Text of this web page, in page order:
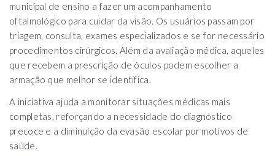
municipal de ensino a fazer um acompanhamento
oftalmológico para cuidar da visão. Os usuários passam por
triagem, consulta, exames especializados e se for necessário
procedimentos cirúrgicos. Além da avaliação médica, aqueles
que recebem a prescrição de óculos podem escolher a
armação que melhor se identifica.
A iniciativa ajuda a monitorar situações médicas mais
completas, reforçando a necessidade do diagnóstico
precoce e a diminuição da evasão escolar por motivos de
saúde.